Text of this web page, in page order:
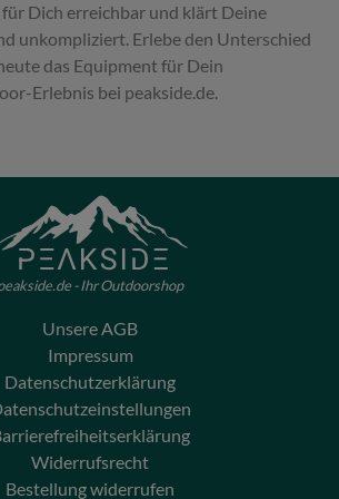
Dich erreichbar und klärt Deine
unkompliziert. Erlebe den Unterschied
das Equipment für Dein
Erlebnis bei peakside.de.
- Ihr Outdoorshop
Unsere AGB
Impressum
Datenschutzerklärung
Widerrufsrecht
Bestellung widerrufen